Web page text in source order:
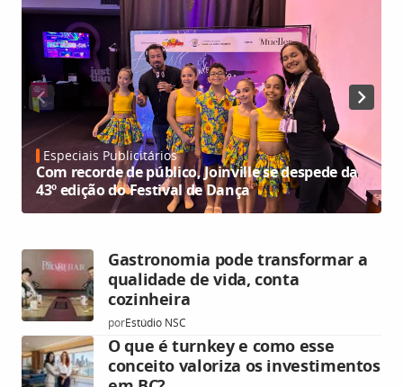
Gastronomia pode transformar a
qualidade de vida, conta
cozinheira
porEstúdio NSC
O que é turnkey e como esse
conceito valoriza os investimentos
Especiais Publicitários
Com recorde de público, Joinville se despede da
43º edição do Festival de Dança